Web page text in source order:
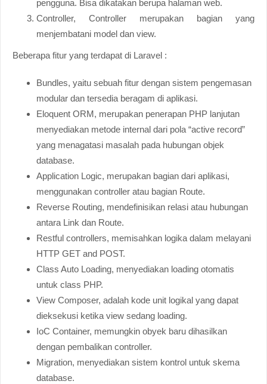
pengguna. Bisa dikatakan berupa halaman web.
Controller, Controller merupakan bagian yang
menjembatani model dan view.
Beberapa fitur yang terdapat di Laravel :
Bundles, yaitu sebuah fitur dengan sistem pengemasan
modular dan tersedia beragam di aplikasi.
Eloquent ORM, merupakan penerapan PHP lanjutan
menyediakan metode internal dari pola “active record”
yang menagatasi masalah pada hubungan objek
database.
Application Logic, merupakan bagian dari aplikasi,
menggunakan controller atau bagian Route.
Reverse Routing, mendefinisikan relasi atau hubungan
antara Link dan Route.
Restful controllers, memisahkan logika dalam melayani
HTTP GET and POST.
Class Auto Loading, menyediakan loading otomatis
untuk class PHP.
View Composer, adalah kode unit logikal yang dapat
dieksekusi ketika view sedang loading.
IoC Container, memungkin obyek baru dihasilkan
dengan pembalikan controller.
Migration, menyediakan sistem kontrol untuk skema
database.